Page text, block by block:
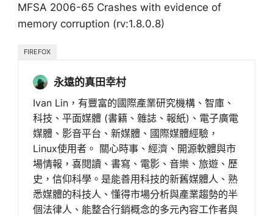
MFSA 2006-65 Crashes with evidence of
memory corruption (rv:1.8.0.8)
FIREFOX
永遠的真田幸村
Ivan Lin，有豐富的國際產業研究機構、智庫、
科技、平面媒體 (書籍、雜誌、報紙)、電子廣電
媒體、影音平台、新媒體、國際媒體經驗，
Linux使用者。 關心時事、經濟、開源軟體與市
場情報，喜閱讀、書寫、電影、音樂、旅遊、歷
史，信仰科學。是能善用科技的新舊媒體人、熟
悉媒體的科技人、懂得市場分析與產業趨勢的半
個法律人、能整合行銷概念的多元內容工作者與